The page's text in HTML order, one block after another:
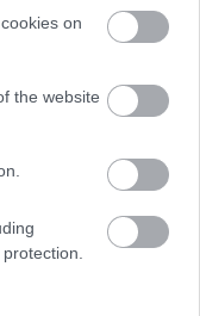
on
the website
úgy,
a